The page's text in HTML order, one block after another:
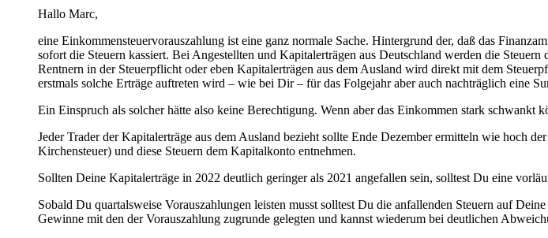
Hallo Marc,
eine Einkommensteuervorauszahlung ist eine ganz normale Sache. Hintergrund der, daß das
sofort die Steuern kassiert. Bei Angestellten und Kapitalerträgen aus Deutschland werden die
Rentnern in der Steuerpflicht oder eben Kapitalerträgen aus dem Ausland wird direkt mit dem
erstmals solche Erträge auftreten wird – wie bei Dir – für das Folgejahr aber auch nachträglich eine
Ein Einspruch als solcher hätte also keine Berechtigung. Wenn aber das Einkommen stark schwankt
Jeder Trader der Kapitalerträge aus dem Ausland bezieht sollte Ende Dezember ermitteln wie hoch
Kirchensteuer) und diese Steuern dem Kapitalkonto entnehmen.
Sollten Deine Kapitalerträge in 2022 deutlich geringer als 2021 angefallen sein, solltest Du eine
Sobald Du quartalsweise Vorauszahlungen leisten musst solltest Du die anfallenden Steuern auf
Gewinne mit den der Vorauszahlung zugrunde gelegten und kannst wiederum bei deutlichen